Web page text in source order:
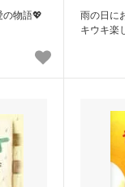
の物語💖
雨の日に
キウキ楽